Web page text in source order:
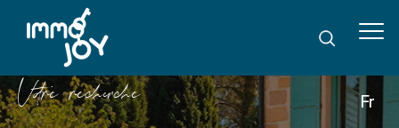
Fr
Vore recece